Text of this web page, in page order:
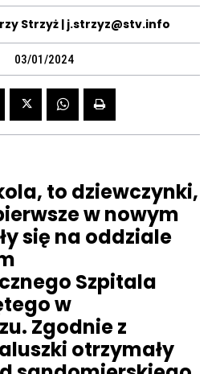
Strzyż | j.strzyz@stv.info
03/01/2024
to dziewczynki,
w nowym
się na oddziale
Szpitala
w
Zgodnie z
otrzymały